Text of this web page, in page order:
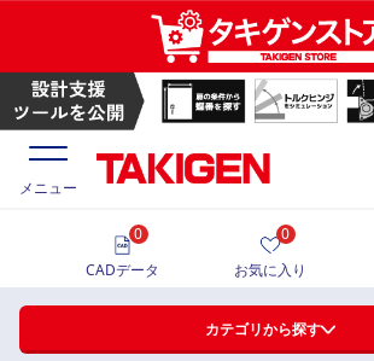
価格一覧
メニュー
カテゴリから探す
0
CADデータ
0
お気に入り